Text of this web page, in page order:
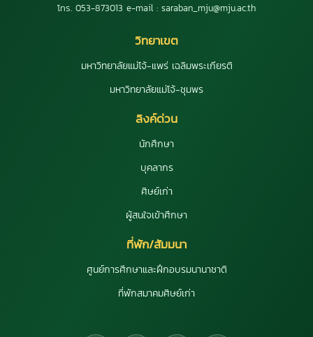
โทร. 053-873013 e-mail : saraban_mju@mju.ac.th
วิทยาเขต
มหาวิทยาลัยแม่โจ้-แพร่ เฉลิมพระเกียรติ
มหาวิทยาลัยแม่โจ้-ชุมพร
ลิงค์ด่วน
นักศึกษา
บุคลากร
ศิษย์เก่า
ผู้สนใจเข้าศึกษา
ที่พัก/สัมมนา
ศูนย์การศึกษาและฝึกอบรมนานาชาติ
ที่พักสมาคมศิษย์เก่า